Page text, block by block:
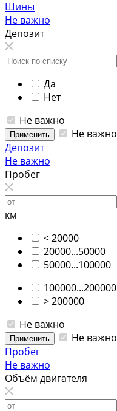
Шины
Не важно
Депозит
Да
Нет
Не важно
Применить
Не важно
Депозит
Не важно
Пробег
км
< 20000
20000...50000
50000...100000
100000...200000
> 200000
Не важно
Применить
Не важно
Пробег
Не важно
Объём двигателя